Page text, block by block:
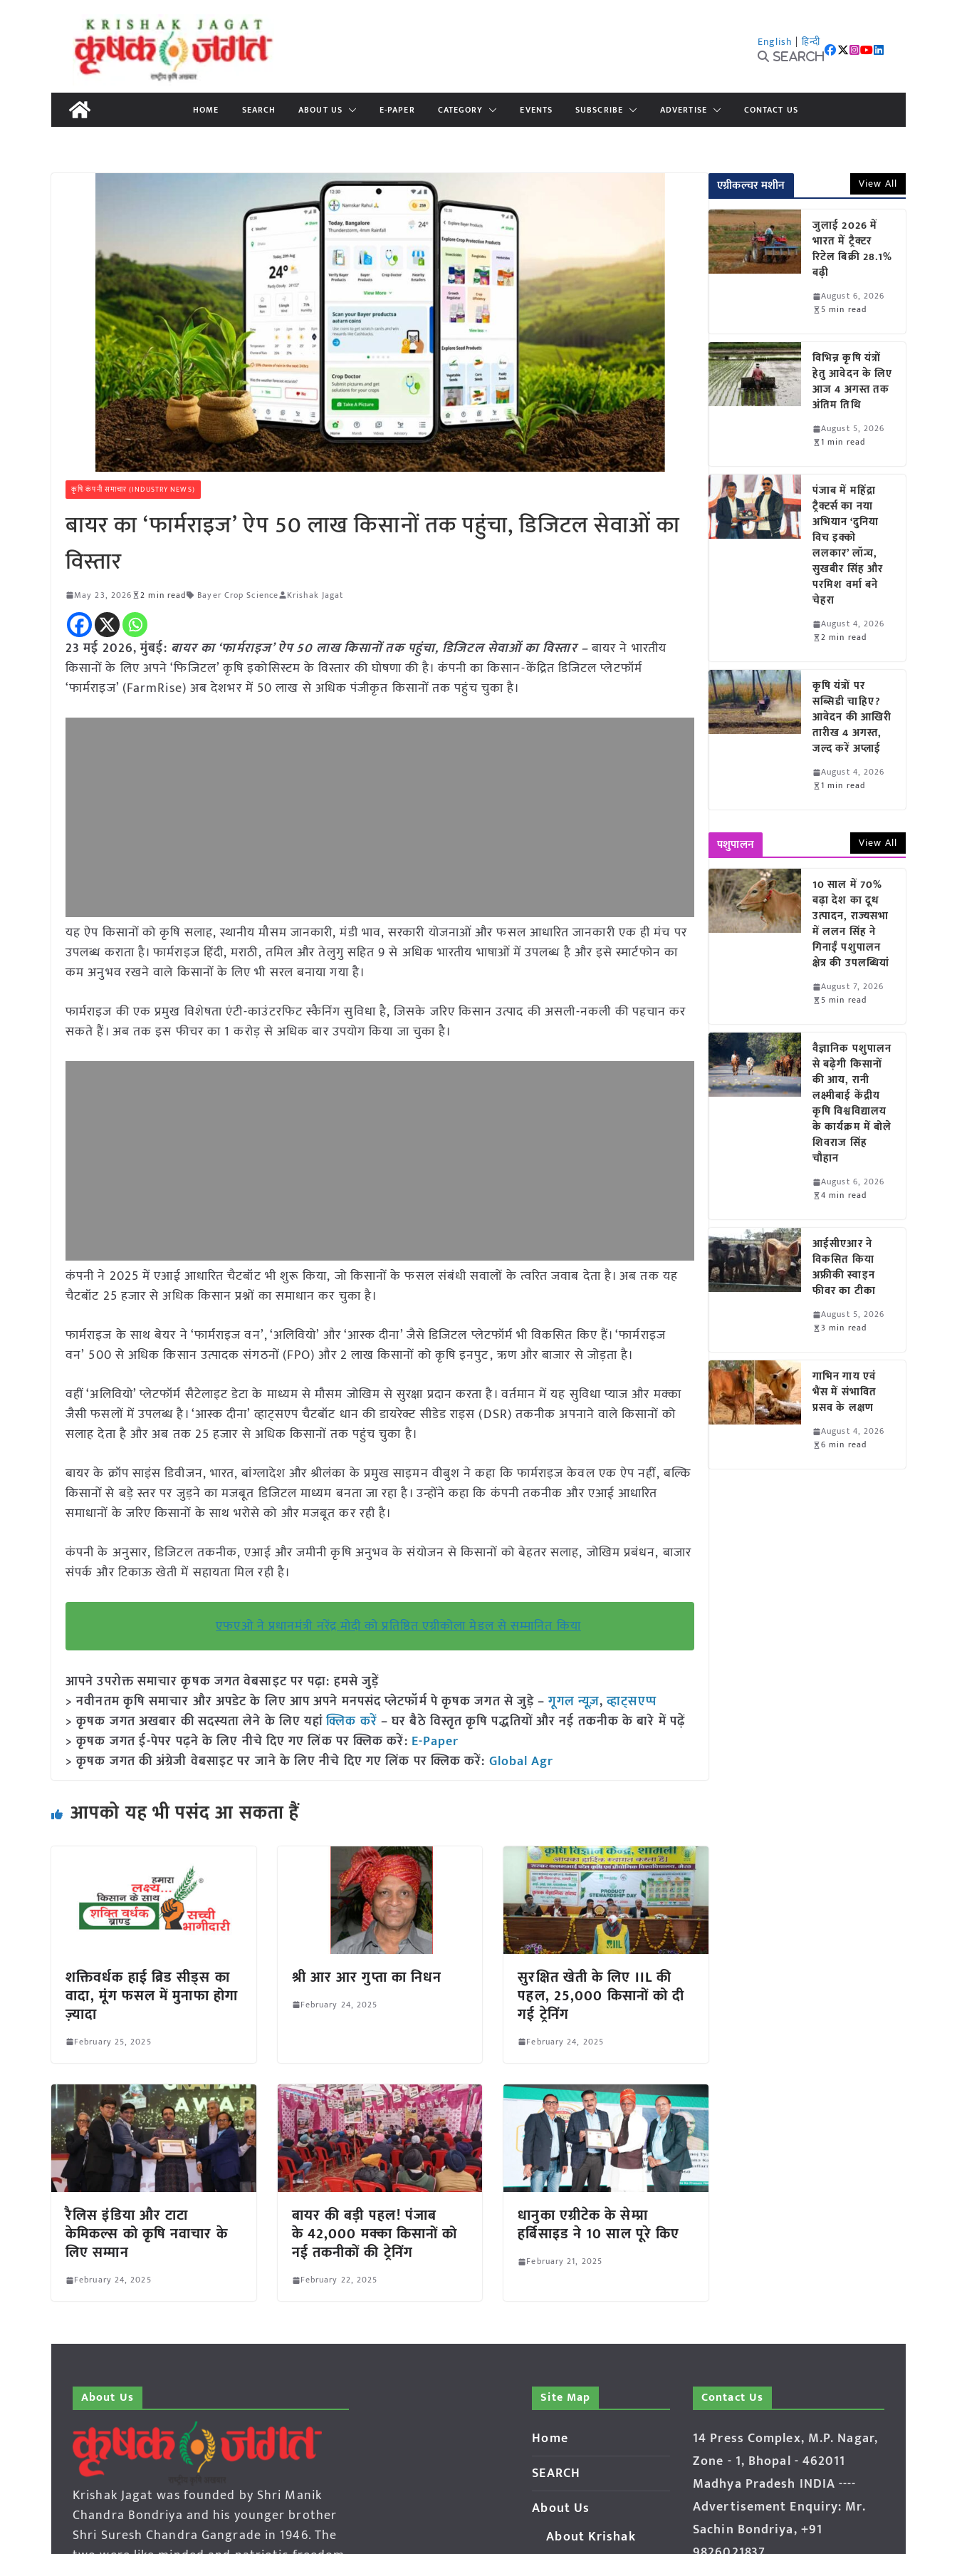
content
English | हिन्दी
Search
HOME SEARCH ABOUT US E-PAPER CATEGORY EVENTS SUBSCRIBE ADVERTISE CONTACT US
कृषि कंपनी समाचार (INDUSTRY NEWS)
बायर का ‘फार्मराइज’ ऐप 50 लाख किसानों तक पहुंचा, डिजिटल सेवाओं का
विस्तार
May 23, 2026 2 min read Bayer Crop Science Krishak Jagat
23 मई 2026, मुंबई: बायर का ‘फार्मराइज’ ऐप 50 लाख किसानों तक पहुंचा, डिजिटल सेवाओं का विस्तार –बायर ने भारतीय
किसानों के लिए अपने ‘फिजिटल’ कृषि इकोसिस्टम के विस्तार की घोषणा की है। कंपनी का किसान-केंद्रित डिजिटल प्लेटफॉर्म
‘फार्मराइज’ (FarmRise) अब देशभर में 50 लाख से अधिक पंजीकृत किसानों तक पहुंच चुका है।
यह ऐप किसानों को कृषि सलाह, स्थानीय मौसम जानकारी, मंडी भाव, सरकारी योजनाओं और फसल आधारित जानकारी एक ही मंच पर
उपलब्ध कराता है। फार्मराइज हिंदी, मराठी, तमिल और तेलुगु सहित 9 से अधिक भारतीय भाषाओं में उपलब्ध है और इसे स्मार्टफोन का
कम अनुभव रखने वाले किसानों के लिए भी सरल बनाया गया है।
फार्मराइज की एक प्रमुख विशेषता एंटी-काउंटरफिट स्कैनिंग सुविधा है, जिसके जरिए किसान उत्पाद की असली-नकली की पहचान कर
सकते हैं। अब तक इस फीचर का 1 करोड़ से अधिक बार उपयोग किया जा चुका है।
कंपनी ने 2025 में एआई आधारित चैटबॉट भी शुरू किया, जो किसानों के फसल संबंधी सवालों के त्वरित जवाब देता है। अब तक यह
चैटबॉट 25 हजार से अधिक किसान प्रश्नों का समाधान कर चुका है।
फार्मराइज के साथ बेयर ने ‘फार्मराइज वन’, ‘अलिवियो’ और ‘आस्क दीना’ जैसे डिजिटल प्लेटफॉर्म भी विकसित किए हैं। ‘फार्मराइज
वन’ 500 से अधिक किसान उत्पादक संगठनों (FPO) और 2 लाख किसानों को कृषि इनपुट, ऋण और बाजार से जोड़ता है।
वहीं ‘अलिवियो’ प्लेटफॉर्म सैटेलाइट डेटा के माध्यम से मौसम जोखिम से सुरक्षा प्रदान करता है। वर्तमान में यह सुविधा प्याज और मक्का
जैसी फसलों में उपलब्ध है। ‘आस्क दीना’ व्हाट्सएप चैटबॉट धान की डायरेक्ट सीडेड राइस (DSR) तकनीक अपनाने वाले किसानों को
सलाह देता है और अब तक 25 हजार से अधिक किसानों तक पहुंच चुका है।
बायर के क्रॉप साइंस डिवीजन, भारत, बांग्लादेश और श्रीलंका के प्रमुख साइमन वीबुश ने कहा कि फार्मराइज केवल एक ऐप नहीं, बल्कि
किसानों से बड़े स्तर पर जुड़ने का मजबूत डिजिटल माध्यम बनता जा रहा है। उन्होंने कहा कि कंपनी तकनीक और एआई आधारित
समाधानों के जरिए किसानों के साथ भरोसे को और मजबूत कर रही है।
कंपनी के अनुसार, डिजिटल तकनीक, एआई और जमीनी कृषि अनुभव के संयोजन से किसानों को बेहतर सलाह, जोखिम प्रबंधन, बाजार
संपर्क और टिकाऊ खेती में सहायता मिल रही है।
एफएओ ने प्रधानमंत्री नरेंद्र मोदी को प्रतिष्ठित एग्रीकोला मेडल से सम्मानित किया
आपने उपरोक्त समाचार कृषक जगत वेबसाइट पर पढ़ा: हमसे जुड़ें
> नवीनतम कृषि समाचार और अपडेट के लिए आप अपने मनपसंद प्लेटफॉर्म पे कृषक जगत से जुड़े –गूगल न्यूज़,व्हाट्सएप्प
> कृषक जगत अखबार की सदस्यता लेने के लिए यहांक्लिक करें – घर बैठे विस्तृत कृषि पद्धतियों और नई तकनीक के बारे में पढ़ें
> कृषक जगत ई-पेपर पढ़ने के लिए नीचे दिए गए लिंक पर क्लिक करें: E-Paper
> कृषक जगत की अंग्रेजी वेबसाइट पर जाने के लिए नीचे दिए गए लिंक पर क्लिक करें: Global Agr
आपको यह भी पसंद आ सकता हैं
शक्तिवर्धक हाई ब्रिड सीड्स का
वादा, मूंग फसल में मुनाफा होगा
ज़्यादा
February 25, 2025
श्री आर आर गुप्ता का निधन
February 24, 2025
सुरक्षित खेती के लिए IIL की
पहल, 25,000 किसानों को दी
गई ट्रेनिंग
February 24, 2025
रैलिस इंडिया और टाटा
केमिकल्स को कृषि नवाचार के
लिए सम्मान
February 24, 2025
बायर की बड़ी पहल! पंजाब
के 42,000 मक्का किसानों को
नई तकनीकों की ट्रेनिंग
February 22, 2025
धानुका एग्रीटेक के सेम्प्रा
हर्बिसाइड ने 10 साल पूरे किए
February 21, 2025
एग्रीकल्चर मशीन View All
जुलाई 2026 में
भारत में ट्रैक्टर
रिटेल बिक्री 28.1%
बढ़ी
August 6, 2026
5 min read
विभिन्न कृषि यंत्रों
हेतु आवेदन के लिए
आज 4 अगस्त तक
अंतिम तिथि
August 5, 2026
1 min read
पंजाब में महिंद्रा
ट्रैक्टर्स का नया
अभियान ‘दुनिया
विच इक्को
ललकार’ लॉन्च,
सुखबीर सिंह और
परमिश वर्मा बने
चेहरा
August 4, 2026
2 min read
कृषि यंत्रों पर
सब्सिडी चाहिए?
आवेदन की आखिरी
तारीख 4 अगस्त,
जल्द करें अप्लाई
August 4, 2026
1 min read
पशुपालन View All
10 साल में 70%
बढ़ा देश का दूध
उत्पादन, राज्यसभा
में ललन सिंह ने
गिनाईं पशुपालन
क्षेत्र की उपलब्धियां
August 7, 2026
5 min read
वैज्ञानिक पशुपालन
से बढ़ेगी किसानों
की आय, रानी
लक्ष्मीबाई केंद्रीय
कृषि विश्वविद्यालय
के कार्यक्रम में बोले
शिवराज सिंह
चौहान
August 6, 2026
4 min read
आईसीएआर ने
विकसित किया
अफ्रीकी स्वाइन
फीवर का टीका
August 5, 2026
3 min read
गाभिन गाय एवं
भैंस में संभावित
प्रसव के लक्षण
August 4, 2026
6 min read
About Us
Krishak Jagat was founded by Shri Manik
Chandra Bondriya and his younger brother
Shri Suresh Chandra Gangrade in 1946. The
Site Map
Home
SEARCH
About Us
About Krishak
Contact Us
14 Press Complex, M.P. Nagar,
Zone - 1, Bhopal - 462011
Madhya Pradesh INDIA ----
Advertisement Enquiry: Mr.
Sachin Bondriya, +91